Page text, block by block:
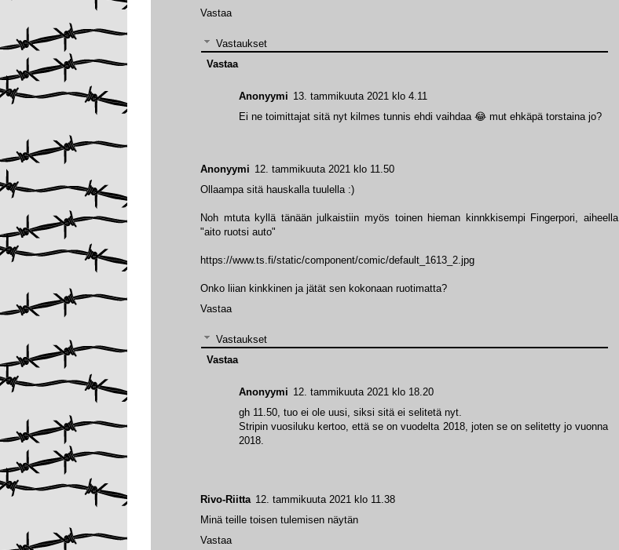
Rivo-Riitta 12. tammikuuta 2021 klo 11.38
Minä teille toisen tulemisen näytän
Vastaa
Anonyymi 12. tammikuuta 2021 klo 11.50
Ollaampa sitä hauskalla tuulella :)
Noh mtuta kyllä tänään julkaistiin myös toinen hieman kinnkkisempi Fingerpori, aiheella
"aito ruotsi auto"
https://www.ts.fi/static/component/comic/default_1613_2.jpg
Onko liian kinkkinen ja jätät sen kokonaan ruotimatta?
Vastaa
Vastaukset
Anonyymi 12. tammikuuta 2021 klo 18.20
gh 11.50, tuo ei ole uusi, siksi sitä ei selitetä nyt.
Stripin vuosiluku kertoo, että se on vuodelta 2018, joten se on selitetty jo vuonna
2018.
Vastaa
Vastaa
Vastaukset
Anonyymi 13. tammikuuta 2021 klo 4.11
Ei ne toimittajat sitä nyt kilmes tunnis ehdi vaihdaa 😂 mut ehkäpä torstaina jo?
Vastaa